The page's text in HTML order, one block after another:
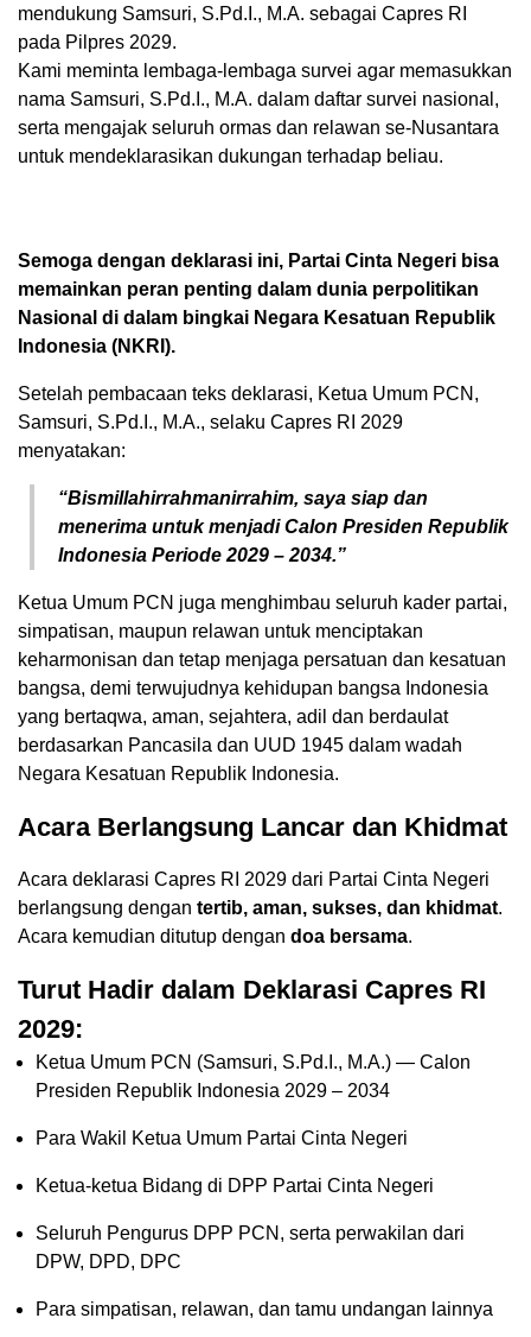
mendukung Samsuri, S.Pd.I., M.A. sebagai Capres RI
pada Pilpres 2029.
Kami meminta lembaga-lembaga survei agar memasukkan
nama Samsuri, S.Pd.I., M.A. dalam daftar survei nasional,
serta mengajak seluruh ormas dan relawan se-Nusantara
untuk mendeklarasikan dukungan terhadap beliau.
Semoga dengan deklarasi ini, Partai Cinta Negeri bisa
memainkan peran penting dalam dunia perpolitikan
Nasional di dalam bingkai Negara Kesatuan Republik
Indonesia (NKRI).
Setelah pembacaan teks deklarasi, Ketua Umum PCN,
Samsuri, S.Pd.I., M.A., selaku Capres RI 2029
menyatakan:
“Bismillahirrahmanirrahim, saya siap dan
menerima untuk menjadi Calon Presiden Republik
Indonesia Periode 2029 – 2034.”
Ketua Umum PCN juga menghimbau seluruh kader partai,
simpatisan, maupun relawan untuk menciptakan
keharmonisan dan tetap menjaga persatuan dan kesatuan
bangsa, demi terwujudnya kehidupan bangsa Indonesia
yang bertaqwa, aman, sejahtera, adil dan berdaulat
berdasarkan Pancasila dan UUD 1945 dalam wadah
Negara Kesatuan Republik Indonesia.
Acara Berlangsung Lancar dan Khidmat
Acara deklarasi Capres RI 2029 dari Partai Cinta Negeri
berlangsung dengan tertib, aman, sukses, dan khidmat.
Acara kemudian ditutup dengan doa bersama.
Turut Hadir dalam Deklarasi Capres RI
2029:
Ketua Umum PCN (Samsuri, S.Pd.I., M.A.) — Calon
Presiden Republik Indonesia 2029 – 2034
Para Wakil Ketua Umum Partai Cinta Negeri
Ketua-ketua Bidang di DPP Partai Cinta Negeri
Seluruh Pengurus DPP PCN, serta perwakilan dari
DPW, DPD, DPC
Para simpatisan, relawan, dan tamu undangan lainnya